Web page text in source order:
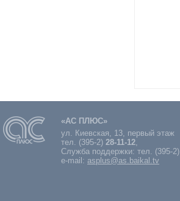
«АС ПЛЮС»
ул. Киевская, 13, первый этаж
тел. (395-2) 28-11-12,
Служба поддержки: тел. (395-2)
e-mail: asplus@as.baikal.tv